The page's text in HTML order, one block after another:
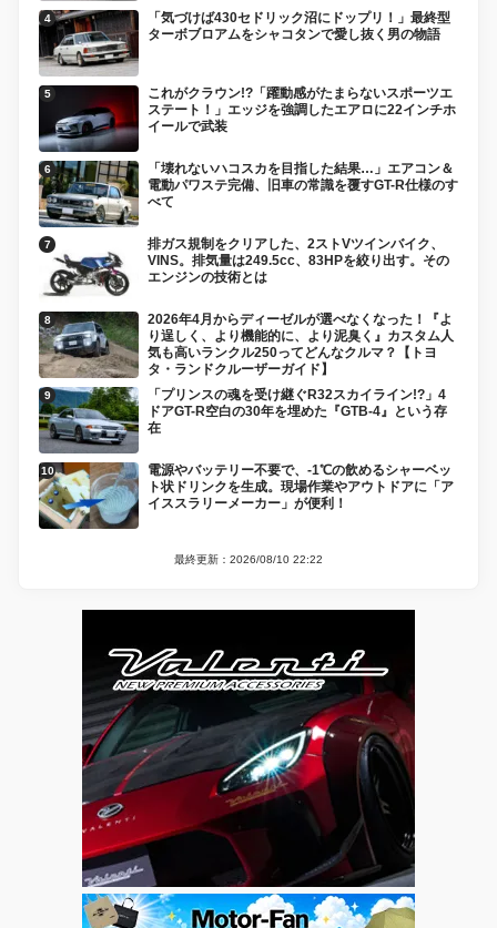
「気づけば430セドリック沼にドップリ！」最終型
ターボブロアムをシャコタンで愛し抜く男の物語
これがクラウン!?「躍動感がたまらないスポーツエ
ステート！」エッジを強調したエアロに22インチホ
イールで武装
「壊れないハコスカを目指した結果…」エアコン＆
電動パワステ完備、旧車の常識を覆すGT-R仕様のす
べて
排ガス規制をクリアした、2ストVツインバイク、
VINS。排気量は249.5cc、83HPを絞り出す。その
エンジンの技術とは
2026年4月からディーゼルが選べなくなった！『よ
り逞しく、より機能的に、より泥臭く』カスタム人
気も高いランクル250ってどんなクルマ？【トヨ
タ・ランドクルーザーガイド】
「プリンスの魂を受け継ぐR32スカイライン!?」4
ドアGT-R空白の30年を埋めた『GTB-4』という存
在
電源やバッテリー不要で、-1℃の飲めるシャーベッ
ト状ドリンクを生成。現場作業やアウトドアに「ア
イススラリーメーカー」が便利！
最終更新：2026/08/10 22:22